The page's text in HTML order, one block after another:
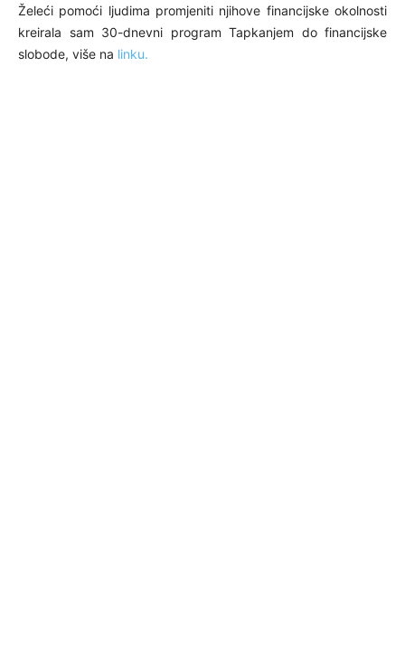
Želeći pomoći ljudima promjeniti njihove financijske okolnosti
kreirala sam 30-dnevni program Tapkanjem do financijske
slobode, više na linku.